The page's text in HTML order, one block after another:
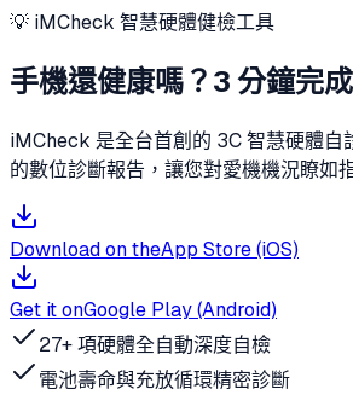
💡 iMCheck 智慧硬體健檢工具
手機還健康嗎？3 分鐘完
iMCheck 是全台首創的 3C 智慧硬體自
的數位診斷報告，讓您對愛機機況瞭如
Download on theApp Store (iOS)
Get it onGoogle Play (Android)
27+ 項硬體全自動深度自檢
電池壽命與充放循環精密診斷